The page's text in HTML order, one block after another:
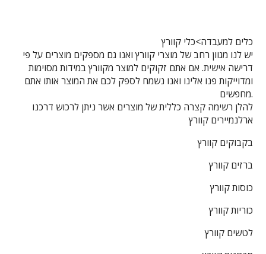
כלים למעבדה>כלי קוורץ
יש לנו מגוון רחב של מוצרי קוורץ ואנו גם מספקים מוצרים על פי
דרישה אישית. אם אתם זקוקים למוצר מקוורץ במידות מסוימות
ומדוייקות פנו אלינו ואנו נשמח לספק לכם את המוצר אותו אתם
מחפשים.
להלן רשימה קצרה כללית של מוצרים אשר ניתן לרכוש דרכנו
ארלנמיירים קוורץ
בקבוקים קוורץ
ברזים קוורץ
כוסות קוורץ
כוריות קוורץ
לטשים קוורץ